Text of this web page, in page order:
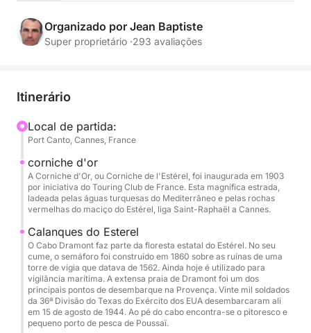
belos da região: águas azul-turquesa, enseadas
isoladas e destinos icônicos.
oferece conforto de primeira classe com amplas
refeições ou esportes aquáticos.
Incluído:
Skipper e tripulação profissionais (incluindo anfitriã)
Combustível
Refrigerantes
Stand-up paddle e snorkeling
Equipamento de segurança completo
Extras e opções (pagamento no porto):
Seabob: €80 / reserva
Wakeboard: €50 / dia
Donut: €50 / reserva
Organizado por Jean Baptiste
Super proprietário ·293 avaliações
Itinerário
Local de partida:
Port Canto, Cannes, France
corniche d'or
A Corniche d'Or, ou Corniche de l'Estérel, foi inaugurada em 1903
por iniciativa do Touring Club de France. Esta magnífica estrada,
ladeada pelas águas turquesas do Mediterrâneo e pelas rochas
vermelhas do maciço do Estérel, liga Saint-Raphaël a Cannes.
Calanques do Esterel
O Cabo Dramont faz parte da floresta estatal do Estérel. No seu
cume, o semáforo foi construído em 1860 sobre as ruínas de uma
torre de vigia que datava de 1562. Ainda hoje é utilizado para
vigilância marítima. A extensa praia de Dramont foi um dos
principais pontos de desembarque na Provença. Vinte mil soldados
da 36ª Divisão do Texas do Exército dos EUA desembarcaram ali
em 15 de agosto de 1944. Ao pé do cabo encontra-se o pitoresco e
pequeno porto de pesca de Poussaï.